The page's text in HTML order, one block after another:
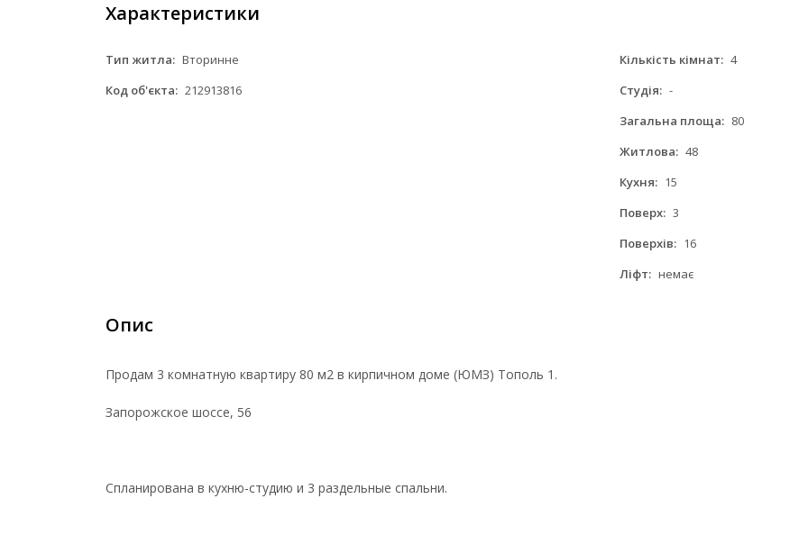
Характеристики
Тип житла: Вторинне
Код об'єкта: 212913816
Кількість кімнат: 4
Студія: -
Загальна площа: 80
Житлова: 48
Кухня: 15
Поверх: 3
Поверхів: 16
Ліфт: немає
Опис
Продам 3 комнатную квартиру 80 м2 в кирпичном доме (ЮМЗ) Тополь 1.
Запорожское шоссе, 56
Спланирована в кухню-студию и 3 раздельные спальни.